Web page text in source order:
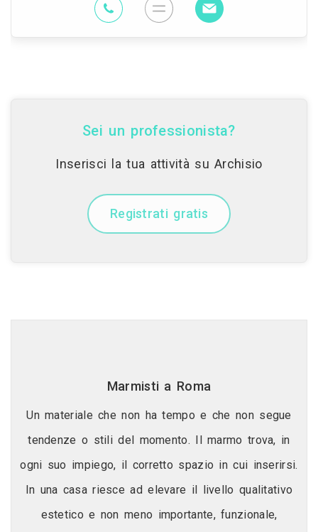
Sei un professionista?
Inserisci la tua attività su Archisio
Registrati gratis
Marmisti a Roma
Un materiale che non ha tempo e che non segue
tendenze o stili del momento. Il marmo trova, in
ogni suo impiego, il corretto spazio in cui inserirsi.
In una casa riesce ad elevare il livello qualitativo
estetico e non meno importante, funzionale,